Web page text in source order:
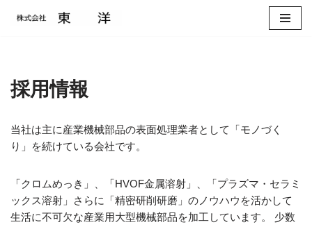
ン
ス
キ
プ
採用情報
当社は主に産業機械部品の表面処理業者として「モノづく
り」を続けている会社です。
「クロムめっき」、「HVOF金属溶射」、「プラズマ・セラミ
ックス溶射」さらに「精密研削研磨」のノウハウを活かして
生活に不可欠な産業用大型機械部品を加工しています。 少数